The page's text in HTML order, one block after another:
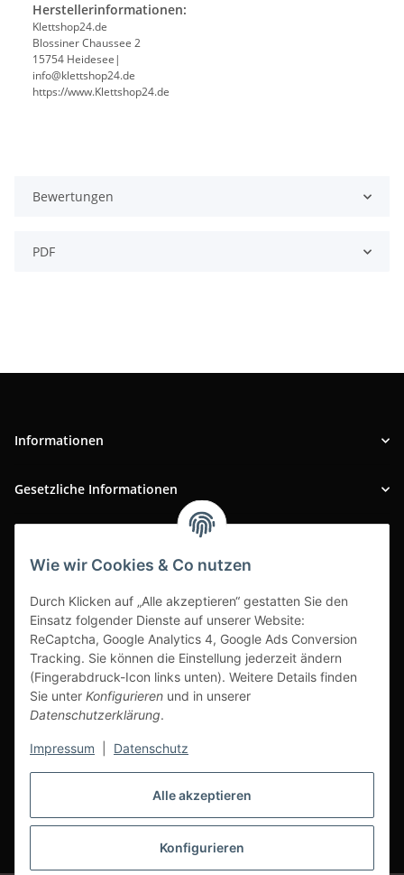
Alle akzeptieren
Konfigurieren
Wie wir Cookies & Co nutzen
Durch Klicken auf „Alle akzeptieren“ gestatten Sie den
Einsatz folgender Dienste auf unserer Website:
ReCaptcha, Google Analytics 4, Google Ads Conversion
Tracking. Sie können die Einstellung jederzeit ändern
(Fingerabdruck-Icon links unten). Weitere Details finden
Sie unter Konfigurieren und in unserer
Datenschutzerklärung.
Impressum Datenschutz
Herstellerinformationen:
Klettshop24.de
Blossiner Chaussee 2
15754 Heidesee|
info@klettshop24.de
https://www.Klettshop24.de
Bewertungen
PDF
Informationen
Gesetzliche Informationen
Vertrag widerrufen
* Alle Preise inkl. gesetzlicher USt., zzgl.Versand